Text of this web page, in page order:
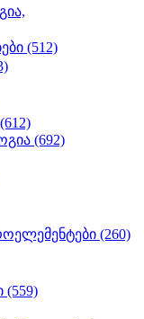
(512)
(612)
(692)
(260)
(559)